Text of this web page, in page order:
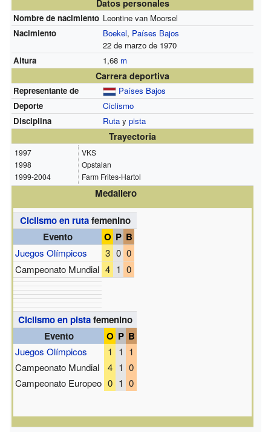
Datos personales
Nombre de nacimiento Leontine van Moorsel
Nacimiento
Boekel, Países Bajos
22 de marzo de 1970
Altura
1,68 m
Carrera deportiva
Representante de
Países Bajos
Deporte
Ciclismo
Disciplina
Rutay pista
Trayectoria
1997
1998
1999-2004
VKS
Opstalan
Farm Frites-Hartol
Medallero
Ciclismo en rutafemenino
Evento
O P B
Juegos Olímpicos 3 0 0
Campeonato Mundial 4 1 0
Ciclismo en pistafemenino
Evento
O P B
Juegos Olímpicos 1 1 1
Campeonato Mundial
4 1 0
Campeonato Europeo 0 1 0